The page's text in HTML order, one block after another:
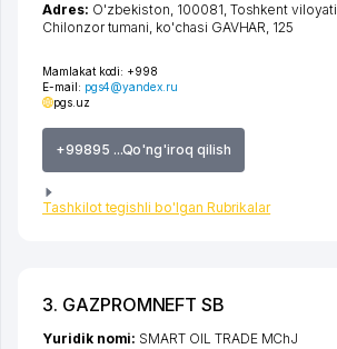
Mamlakat kodi: +998
E-mail: pgs4@yandex.ru
pgs.uz
+99895 ...Qo'ng'iroq qilish
Tashkilot tegishli bo'lgan Rubrikalar
Adres: O'zbekiston, 100081, Toshkent viloyati
Chilonzor tumani, ko'chasi GAVHAR, 125
3. GAZPROMNEFT SB
Yuridik nomi: SMART OIL TRADE MChJ